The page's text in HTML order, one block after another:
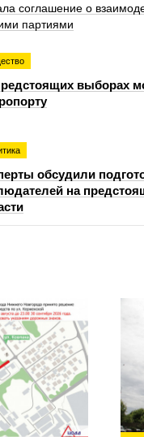
соглашение о
партиями
выборах
обсудили
на